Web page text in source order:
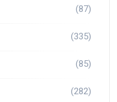
(87)
(335)
(85)
(282)